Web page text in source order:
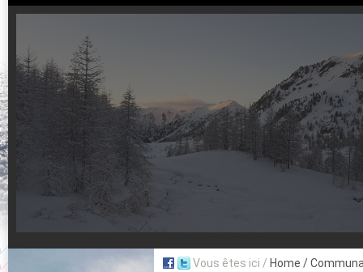
Aujourd'hui : T° Min :°C T° Max : °C |
Suivez en direct l'actualité des stations
Vous êtes ici / Home /